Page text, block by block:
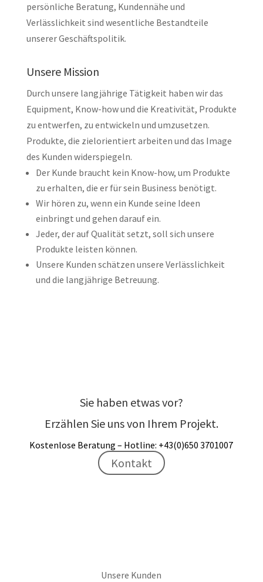
persönliche Beratung, Kundennähe und
Verlässlichkeit sind wesentliche Bestandteile
unserer Geschäftspolitik.
Unsere Mission
Durch unsere langjährige Tätigkeit haben wir das
Equipment, Know-how und die Kreativität, Produkte
zu entwerfen, zu entwickeln und umzusetzen.
Produkte, die zielorientiert arbeiten und das Image
des Kunden widerspiegeln.
Der Kunde braucht kein Know-how, um Produkte
zu erhalten, die er für sein Business benötigt.
Wir hören zu, wenn ein Kunde seine Ideen
einbringt und gehen darauf ein.
Jeder, der auf Qualität setzt, soll sich unsere
Produkte leisten können.
Unsere Kunden schätzen unsere Verlässlichkeit
und die langjährige Betreuung.
Sie haben etwas vor?
Erzählen Sie uns von Ihrem Projekt.
Kostenlose Beratung – Hotline: +43(0)650 3701007
Kontakt
Unsere Kunden